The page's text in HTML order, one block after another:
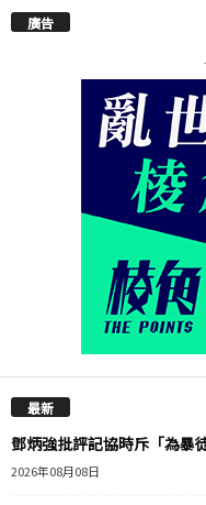
廣告
最新
鄧炳強批評記協時斥「為
2026年08月08日